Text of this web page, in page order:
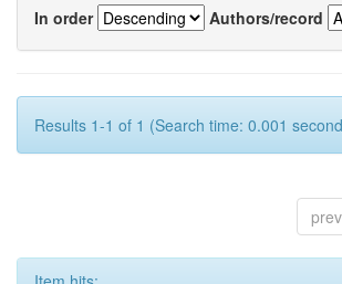
In order
Authors/record
Results 1-1 of 1 (Search time: 0.001